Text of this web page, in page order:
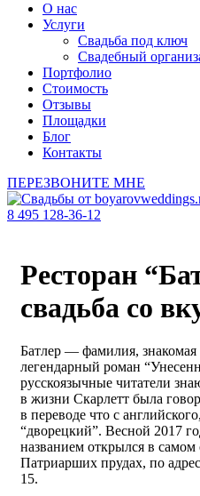
О нас
Услуги
Свадьба под ключ
Свадебный
Портфолио
Стоимость
Отзывы
Площадки
Блог
Контакты
ПЕРЕЗВОНИТЕ МНЕ
8 495 128-36-12
Ресторан
свадьба со
Батлер — фамилия, знакомая
легендарный роман
русскоязычные читатели
в жизни Скарлетт была
в переводе что с
“дворецкий”. Весной 2017
названием открылся в
Патриарших прудах, по
15.